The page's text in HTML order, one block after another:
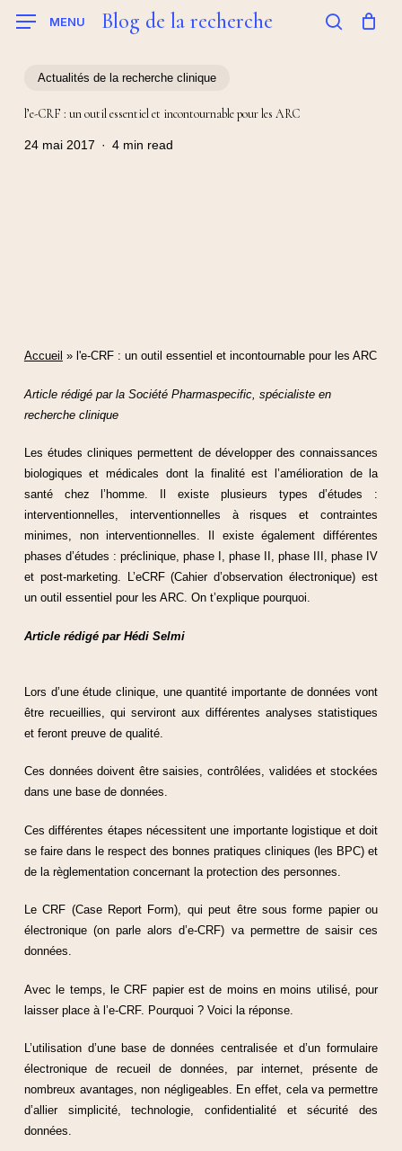
MENU Blog de la recherche
Actualités de la recherche clinique
l’e-CRF : un outil essentiel et incontournable pour les ARC
24 mai 2017 4 min read
Accueil » l'e-CRF : un outil essentiel et incontournable pour les ARC
Article rédigé par la Société Pharmaspecific, spécialiste en
recherche clinique
Les études cliniques permettent de développer des connaissances
biologiques et médicales dont la finalité est l’amélioration de la
santé chez l’homme. Il existe plusieurs types d’études :
interventionnelles, interventionnelles à risques et contraintes
minimes, non interventionnelles. Il existe également différentes
phases d’études : préclinique, phase I, phase II, phase III, phase IV
et post-marketing. L’eCRF (Cahier d’observation électronique) est
un outil essentiel pour les ARC. On t’explique pourquoi.
Article rédigé par Hédi Selmi
Lors d’une étude clinique, une quantité importante de données vont
être recueillies, qui serviront aux différentes analyses statistiques
et feront preuve de qualité.
Ces données doivent être saisies, contrôlées, validées et stockées
dans une base de données.
Ces différentes étapes nécessitent une importante logistique et doit
se faire dans le respect des bonnes pratiques cliniques (les BPC) et
de la règlementation concernant la protection des personnes.
Le CRF (Case Report Form), qui peut être sous forme papier ou
électronique (on parle alors d’e-CRF) va permettre de saisir ces
données.
Avec le temps, le CRF papier est de moins en moins utilisé, pour
laisser place à l’e-CRF. Pourquoi ? Voici la réponse.
L’utilisation d’une base de données centralisée et d’un formulaire
électronique de recueil de données, par internet, présente de
nombreux avantages, non négligeables. En effet, cela va permettre
d’allier simplicité, technologie, confidentialité et sécurité des
données.